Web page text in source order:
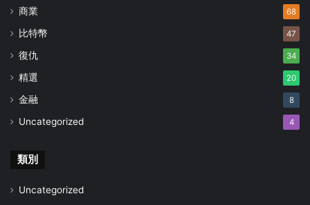
商業 68
比特幣 47
復仇 34
精選 20
金融 8
Uncategorized 4
類別
Uncategorized